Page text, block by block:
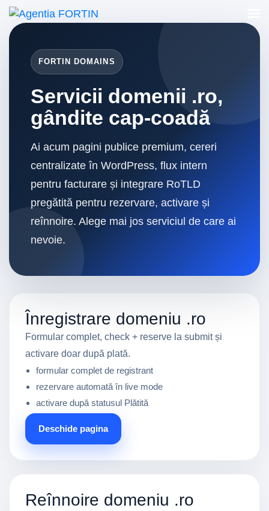
FORTIN DOMAINS
Servicii domenii .ro,
gândite cap-coadă
Ai acum pagini publice premium, cereri
centralizate în WordPress, flux intern
pentru facturare și integrare RoTLD
pregătită pentru rezervare, activare și
reînnoire. Alege mai jos serviciul de care ai
nevoie.
Înregistrare domeniu .ro
Formular complet, check + reserve la submit și
activare doar după plată.
formular complet de registrant
rezervare automată în live mode
activare după statusul Plătită
Deschide pagina
Reînnoire domeniu .ro